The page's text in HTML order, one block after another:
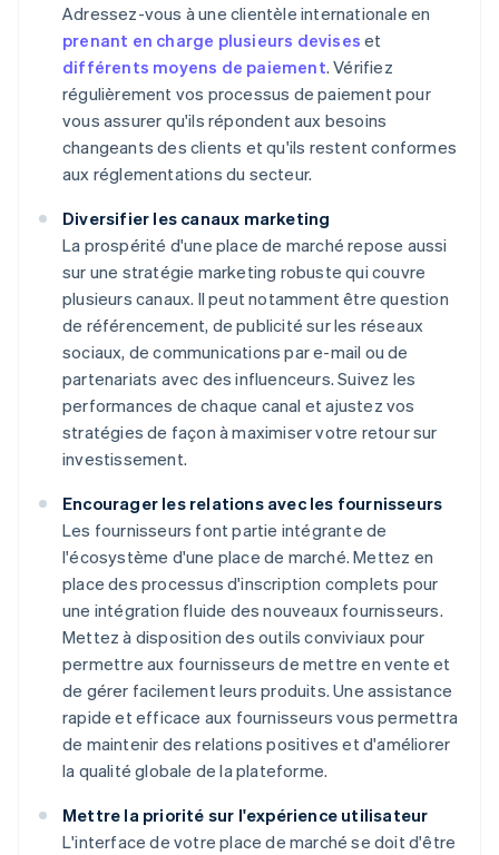
Adressez-vous à une clientèle internationale en
prenant en charge plusieurs devises et
différents moyens de paiement. Vérifiez
régulièrement vos processus de paiement pour
vous assurer qu'ils répondent aux besoins
changeants des clients et qu'ils restent conformes
aux réglementations du secteur.
Diversifier les canaux marketing
La prospérité d'une place de marché repose aussi
sur une stratégie marketing robuste qui couvre
plusieurs canaux. Il peut notamment être question
de référencement, de publicité sur les réseaux
sociaux, de communications par e-mail ou de
partenariats avec des influenceurs. Suivez les
performances de chaque canal et ajustez vos
stratégies de façon à maximiser votre retour sur
investissement.
Encourager les relations avec les fournisseurs
Les fournisseurs font partie intégrante de
l'écosystème d'une place de marché. Mettez en
place des processus d'inscription complets pour
une intégration fluide des nouveaux fournisseurs.
Mettez à disposition des outils conviviaux pour
permettre aux fournisseurs de mettre en vente et
de gérer facilement leurs produits. Une assistance
rapide et efficace aux fournisseurs vous permettra
de maintenir des relations positives et d'améliorer
la qualité globale de la plateforme.
Mettre la priorité sur l'expérience utilisateur
L'interface de votre place de marché se doit d'être